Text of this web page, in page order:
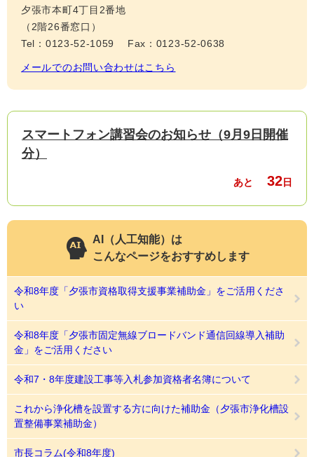
夕張市本町4丁目2番地
（2階26番窓口）
Tel：0123-52-1059
Fax：0123-52-0638
メールでのお問い合わせはこちら
スマートフォン講習会のお知らせ（9月9日開催
分）
あと 32日
AI（人工知能）は
こんなページをおすすめします
令和8年度「夕張市資格取得支援事業補助金」をご活用くださ
い
令和8年度「夕張市固定無線ブロードバンド通信回線導入補助
金」をご活用ください
令和7・8年度建設工事等入札参加資格者名簿について
これから浄化槽を設置する方に向けた補助金（夕張市浄化槽設
置整備事業補助金）
市長コラム(令和8年度)